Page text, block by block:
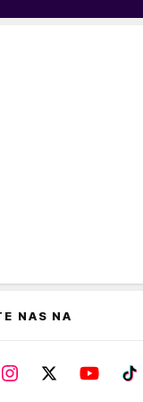
NAS NA